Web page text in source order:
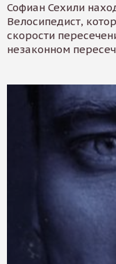
Софиан Сехили
Велосипедист,
скорости
незаконном